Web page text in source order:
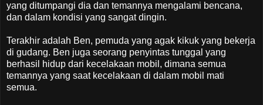
yang ditumpangi dia dan temannya mengalami bencana,
dan dalam kondisi yang sangat dingin.
Terakhir adalah Ben, pemuda yang agak kikuk yang bekerja
di gudang. Ben juga seorang penyintas tunggal yang
berhasil hidup dari kecelakaan mobil, dimana semua
temannya yang saat kecelakaan di dalam mobil mati
semua.